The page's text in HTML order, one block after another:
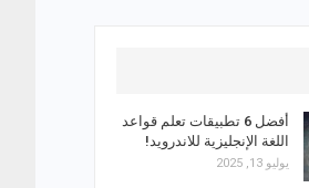
أفضل 6 تطبيقات تعلم قواعد
اللغة الإنجليزية للاندرويد!
يوليو 13, 2025